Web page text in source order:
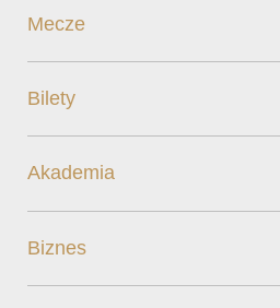
Mecze
Bilety
Akademia
Biznes